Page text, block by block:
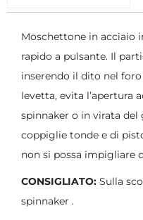
Moschettone in acciaio
rapido a pulsante. Il
inserendo il dito nel
levetta, evita l’apertura
spinnaker o in virata del
coppiglie tonde e di
non si possa impigliare
CONSIGLIATO: Sulla
spinnaker .